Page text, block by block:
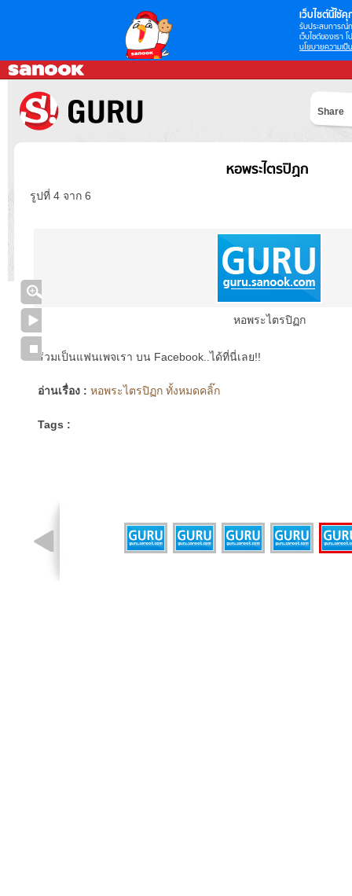
เว็บไซต์นี้ใช้คุ
รับประสบการณ์
เว็บไซต์ของเรา
นโยบายความเป็
Share
หอพระไตรปิฏก
รูปที่ 4 จาก 6
หอพระไตรปิฏก
ร่วมเป็นแฟนเพจเรา บน Facebook..ได้ที่นี่เลย!!
อ่านเรื่อง : หอพระไตรปิฏก ทั้งหมดคลิ๊ก
Tags :